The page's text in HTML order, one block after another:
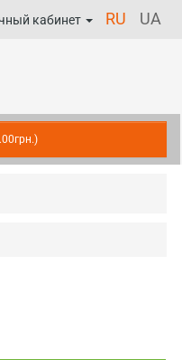
кабинет RU UA